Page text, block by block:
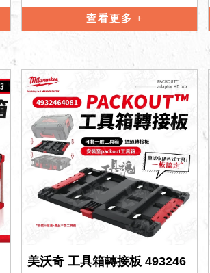
查看更多
美沃奇 工具箱轉接板 493246